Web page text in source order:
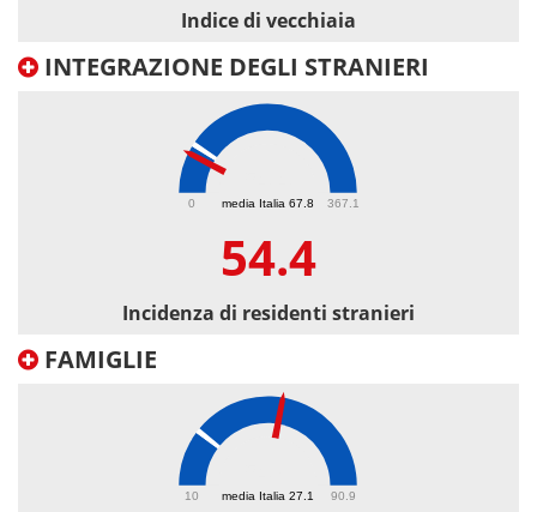
Indice di vecchiaia
INTEGRAZIONE DEGLI STRANIERI
media Italia 67.8
0 367.1
54.4
Incidenza di residenti stranieri
FAMIGLIE
media Italia 27.1
10 90.9